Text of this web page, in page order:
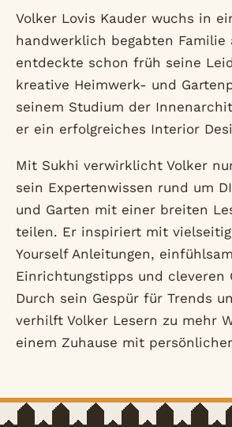
Volker Lovis Kauder wuchs in
handwerklich begabten Familie
entdeckte schon früh seine
kreative Heimwerk- und
seinem Studium der
er ein erfolgreiches Interior
Mit Sukhi verwirklicht Volker
sein Expertenwissen rund um
und Garten mit einer breiten
teilen. Er inspiriert mit
Yourself Anleitungen,
Einrichtungstipps und cleveren
Durch sein Gespür für Trends
verhilft Volker Lesern zu mehr
einem Zuhause mit